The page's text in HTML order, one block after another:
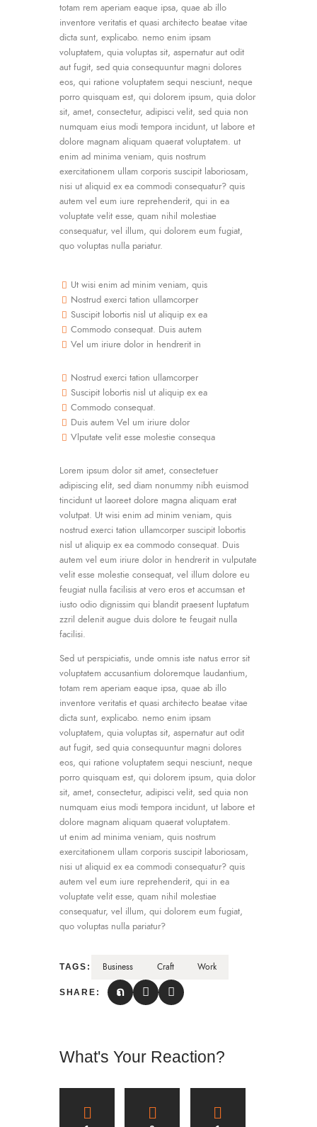
totam rem aperiam eaque ipsa, quae ab illo
inventore veritatis et quasi architecto beatae vitae
dicta sunt, explicabo. nemo enim ipsam
voluptatem, quia voluptas sit, aspernatur aut odit
aut fugit, sed quia consequuntur magni dolores
eos, qui ratione voluptatem sequi nesciunt, neque
porro quisquam est, qui dolorem ipsum, quia dolor
sit, amet, consectetur, adipisci velit, sed quia non
numquam eius modi tempora incidunt, ut labore et
dolore magnam aliquam quaerat voluptatem. ut
enim ad minima veniam, quis nostrum
exercitationem ullam corporis suscipit laboriosam,
nisi ut aliquid ex ea commodi consequatur? quis
autem vel eum iure reprehenderit, qui in ea
voluptate velit esse, quam nihil molestiae
consequatur, vel illum, qui dolorem eum fugiat,
quo voluptas nulla pariatur.
Ut wisi enim ad minim veniam, quis
Nostrud exerci tation ullamcorper
Suscipit lobortis nisl ut aliquip ex ea
Commodo consequat. Duis autem
Vel um iriure dolor in hendrerit in
Nostrud exerci tation ullamcorper
Suscipit lobortis nisl ut aliquip ex ea
Commodo consequat.
Duis autem Vel um iriure dolor
Vlputate velit esse molestie consequa
Lorem ipsum dolor sit amet, consectetuer
adipiscing elit, sed diam nonummy nibh euismod
tincidunt ut laoreet dolore magna aliquam erat
volutpat. Ut wisi enim ad minim veniam, quis
nostrud exerci tation ullamcorper suscipit lobortis
nisl ut aliquip ex ea commodo consequat. Duis
autem vel eum iriure dolor in hendrerit in vulputate
velit esse molestie consequat, vel illum dolore eu
feugiat nulla facilisis at vero eros et accumsan et
iusto odio dignissim qui blandit praesent luptatum
zzril delenit augue duis dolore te feugait nulla
facilisi.
Sed ut perspiciatis, unde omnis iste natus error sit
voluptatem accusantium doloremque laudantium,
totam rem aperiam eaque ipsa, quae ab illo
inventore veritatis et quasi architecto beatae vitae
dicta sunt, explicabo. nemo enim ipsam
voluptatem, quia voluptas sit, aspernatur aut odit
aut fugit, sed quia consequuntur magni dolores
eos, qui ratione voluptatem sequi nesciunt, neque
porro quisquam est, qui dolorem ipsum, quia dolor
sit, amet, consectetur, adipisci velit, sed quia non
numquam eius modi tempora incidunt, ut labore et
dolore magnam aliquam quaerat voluptatem.
ut enim ad minima veniam, quis nostrum
exercitationem ullam corporis suscipit laboriosam,
nisi ut aliquid ex ea commodi consequatur? quis
autem vel eum iure reprehenderit, qui in ea
voluptate velit esse, quam nihil molestiae
consequatur, vel illum, qui dolorem eum fugiat,
quo voluptas nulla pariatur?
TAGS: Business Craft Work
SHARE:
What's Your Reaction?